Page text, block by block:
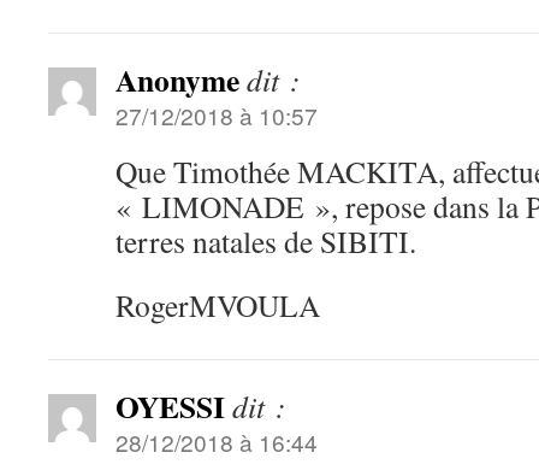
Anonymedit :
27/12/2018 à 10:57
Que Timothée MACKITA,
« LIMONADE », repose dans la
terres natales de SIBITI.
RogerMVOULA
OYESSIdit :
28/12/2018 à 16:44